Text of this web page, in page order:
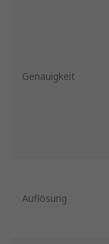
Genauigkeit
Auflösung